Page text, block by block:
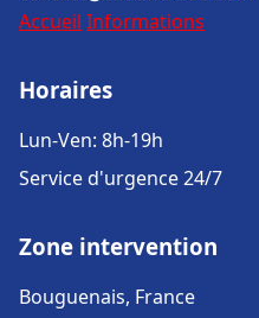
Accueil Informations
Horaires
Lun-Ven: 8h-19h
Service d'urgence 24/7
Zone intervention
Bouguenais, France